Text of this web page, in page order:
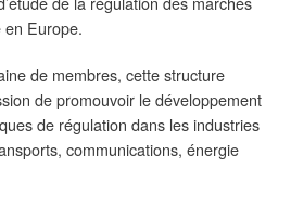
Europe.
de membres, cette structure
de promouvoir le développement
de régulation dans les industries
communications, énergie